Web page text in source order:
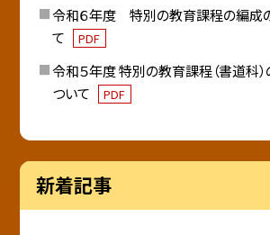
令和６年度 特別の教育課程の編成
て
PDF
令和５年度 特別の教育課程（書道科
ついて
PDF
新着記事